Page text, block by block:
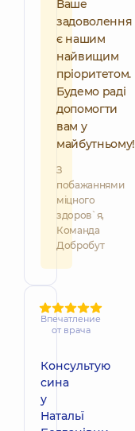
Ваше
задоволення
є нашим
найвищим
пріоритетом.
Будемо раді
допомогти
вам у
майбутньому!
З
побажаннями
міцного
здоров`я,
Команда
Добробут
Впечатление
от врача
Консультую
сина
у
Натальї